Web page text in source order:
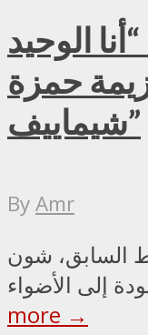
الوحيد
حمزة
شيماييف”
ByAmr
السابق، شون
more →